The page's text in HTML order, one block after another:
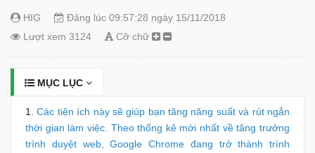
HIG
Đăng lúc 09:57:28 ngày 15/11/2018
Lượt xem 3124
Cỡ chữ
MỤC LỤC
Các tiện ích này sẽ giúp bạn tăng năng suất và rút ngắn
thời gian làm việc. Theo thống kê mới nhất về tăng trưởng
trình duyệt web, Google Chrome đang trở thành trình